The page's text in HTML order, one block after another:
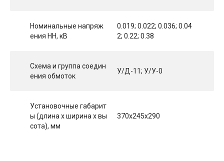
Номинальные напряж
ения НН, кВ
0.019; 0.022; 0.036; 0.04
2; 0.22; 0.38
Схема и группа соедин
ения обмоток
У/Д-11; У/У-0
Установочные габарит
ы (длина х ширина х вы
сота), мм
370х245х290